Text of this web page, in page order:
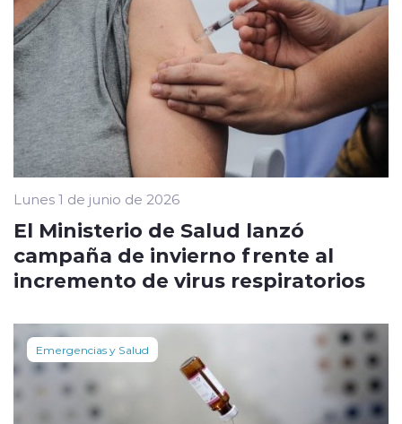
Lunes 1 de junio de 2026
El Ministerio de Salud lanzó
campaña de invierno frente al
incremento de virus respiratorios
Emergencias y Salud